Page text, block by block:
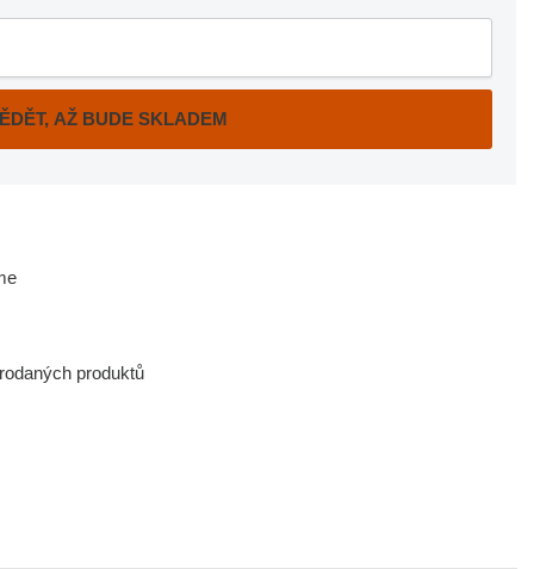
AŽ BUDE SKLADEM
produktů